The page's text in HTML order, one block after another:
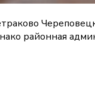
районная